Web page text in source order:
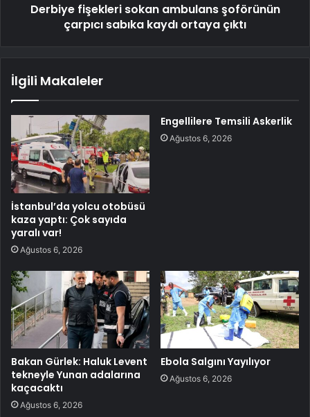
Derbiye fişekleri sokan ambulans şoförünün
çarpıcı sabıka kaydı ortaya çıktı
İlgili Makaleler
İstanbul’da yolcu otobüsü
kaza yaptı: Çok sayıda
yaralı var!
Ağustos 6, 2026
Engellilere Temsili Askerlik
Ağustos 6, 2026
Bakan Gürlek: Haluk Levent
tekneyle Yunan adalarına
kaçacaktı
Ağustos 6, 2026
Ebola Salgını Yayılıyor
Ağustos 6, 2026